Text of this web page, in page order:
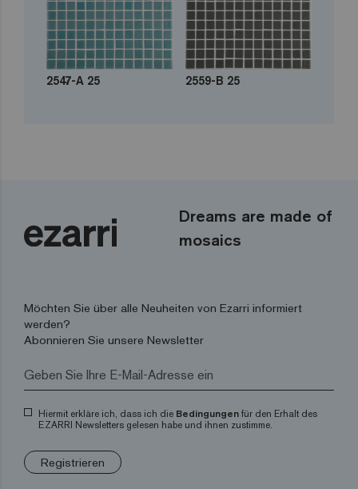
2547-A 25 2559-B 25
Dreams are made of
mosaics
Möchten Sie über alle Neuheiten von Ezarri informiert
werden?
Abonnieren Sie unsere Newsletter
Hiermit erkläre ich, dass ich die Bedingungen für den Erhalt des
EZARRI Newsletters gelesen habe und ihnen zustimme.
Registrieren